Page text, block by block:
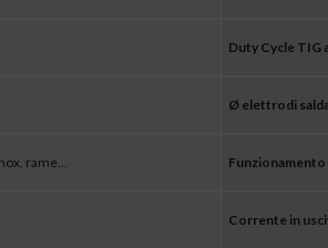
Duty Cycle TIG
Ø elettrodi
rame... Funzionamento
Corrente in